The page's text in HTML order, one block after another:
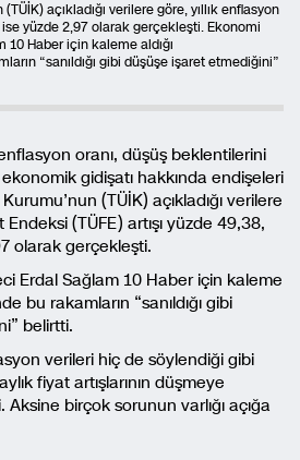
açıkladığı verilere göre, yıllık enflasyon
ise yüzde 2,97 olarak gerçekleşti. Ekonomi
10 Haber için kaleme aldığı
“sanıldığı gibi düşüşe işaret etmediğini”
oranı, düşüş beklentilerini
gidişatı hakkında endişeleri
(TÜİK) açıkladığı verilere
Endeksi (TÜFE) artışı yüzde 49,38,
olarak gerçekleşti.
Erdal Sağlam 10 Haber için kaleme
bu rakamların “sanıldığı gibi
belirtti.
verileri hiç de söylendiği gibi
fiyat artışlarının düşmeye
Aksine birçok sorunun varlığı açığa